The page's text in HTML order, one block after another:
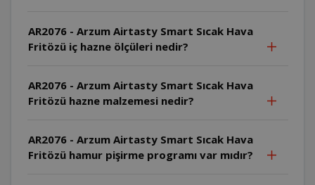
AR2076 - Arzum Airtasty Smart Sıcak Hava
Fritözü iç hazne ölçüleri nedir?
AR2076 - Arzum Airtasty Smart Sıcak Hava
Fritözü hazne malzemesi nedir?
AR2076 - Arzum Airtasty Smart Sıcak Hava
Fritözü hamur pişirme programı var mıdır?